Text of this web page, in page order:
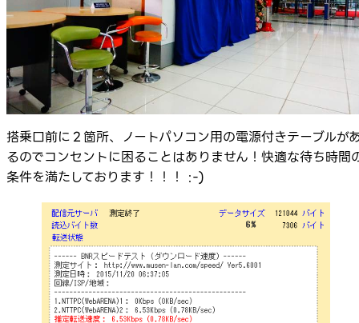
搭乗口前に２箇所、ノートパソコン用の電源付きテーブルが
るのでコンセントに困ることはありません！快適な待ち時間
条件を満たしております！！！ :-)